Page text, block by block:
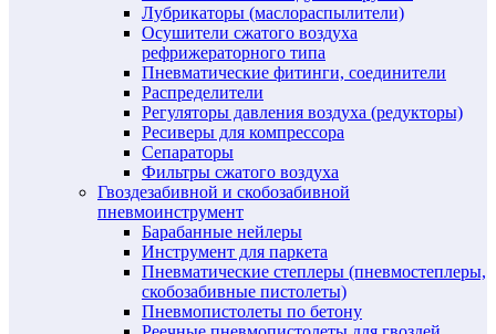
Лубрикаторы (маслораспылители)
Осушители сжатого воздуха
рефрижераторного типа
Пневматические фитинги, соединители
Распределители
Регуляторы давления воздуха (редукторы)
Ресиверы для компрессора
Сепараторы
Фильтры сжатого воздуха
Гвоздезабивной и скобозабивной
пневмоинструмент
Барабанные нейлеры
Инструмент для паркета
Пневматические степлеры (пневмостеплеры,
скобозабивные пистолеты)
Пневмопистолеты по бетону